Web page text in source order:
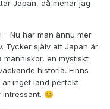
Japan, då menar jag
- Nu har man ännu mer
Tycker själv att Japan är
en mystiskt
historia. Finns
är inget land perfekt
😊